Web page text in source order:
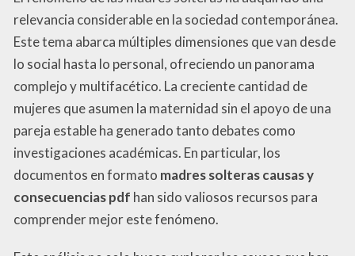
relevancia considerable en la sociedad contemporánea.
Este tema abarca múltiples dimensiones que van desde
lo social hasta lo personal, ofreciendo un panorama
complejo y multifacético. La creciente cantidad de
mujeres que asumen la maternidad sin el apoyo de una
pareja estable ha generado tanto debates como
investigaciones académicas. En particular, los
documentos en formato madres solteras causas y
consecuencias pdf han sido valiosos recursos para
comprender mejor este fenómeno.